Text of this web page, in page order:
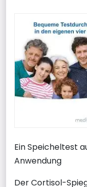
Ein Speicheltest
Anwendung
Der Cortisol-